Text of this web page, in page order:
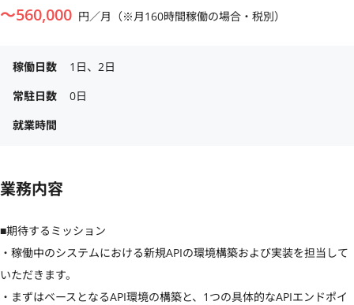
〜560,000 円／月（※月160時間稼働の場合・税別）
稼働日数
1日、2日
常駐日数
0日
就業時間
業務内容
■期待するミッション
・稼働中のシステムにおける新規APIの環境構築および実装を担当して
いただきます。
・まずはベースとなるAPI環境の構築と、1つの具体的なAPIエンドポイ